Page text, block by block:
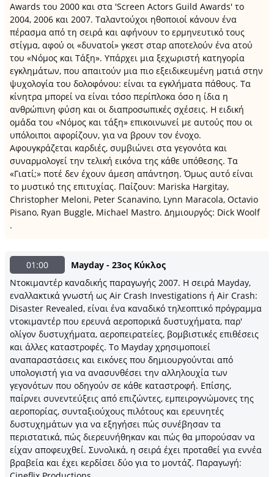
Awards του 2000 και στα 'Screen Actors Guild Awards' το
2004, 2006 και 2007. Ταλαντούχοι ηθοποιοί κάνουν ένα
πέρασμα από τη σειρά και αφήνουν το ερμηνευτικό τους
στίγμα, αφού οι «δυνατοί» γκεστ σταρ αποτελούν ένα ατού
του «Νόμος και Τάξη». Υπάρχει μια ξεχωριστή κατηγορία
εγκλημάτων, που απαιτούν μια πιο εξειδικευμένη ματιά στην
ψυχολογία του δολοφόνου: είναι τα εγκλήματα πάθους. Τα
κίνητρα μπορεί να είναι τόσο περίπλοκα όσο η ίδια η
ανθρώπινη φύση και οι διαπροσωπικές σχέσεις. Η ειδική
ομάδα του «Νόμος και τάξη» επικοινωνεί με αυτούς που οι
υπόλοιποι αφορίζουν, για να βρουν τον ένοχο.
Αφουγκράζεται καρδιές, συμβιώνει στα γεγονότα και
συναρμολογεί την τελική εικόνα της κάθε υπόθεσης. Τα
«Γιατί;» ποτέ δεν έχουν άμεση απάντηση. Όμως αυτό είναι
το μυστικό της επιτυχίας. Παίζουν: Mariska Hargitay,
Christopher Meloni, Peter Scanavino, Lynn Maracola, Octavio
Pisano, Ryan Buggle, Michael Mastro. Δημιουργός: Dick Woolf
.
01:00
Mayday - 23ος Κύκλος
Ντοκιμαντέρ καναδικής παραγωγής 2007. H σειρά Mayday,
εναλλακτικά γνωστή ως Air Crash Investigations ή Air Crash:
Disaster Revealed, είναι ένα καναδικό τηλεοπτικό πρόγραμμα
ντοκιμαντέρ που ερευνά αεροπορικά δυστυχήματα, παρ'
ολίγον δυστυχήματα, αεροπειρατείες, βομβιστικές επιθέσεις
και άλλες καταστροφές. Το Mayday χρησιμοποιεί
αναπαραστάσεις και εικόνες που δημιουργούνται από
υπολογιστή για να ανασυνθέσει την αλληλουχία των
γεγονότων που οδηγούν σε κάθε καταστροφή. Επίσης,
παίρνει συνεντεύξεις από επιζώντες, εμπειρογνώμονες της
αεροπορίας, συνταξιούχους πιλότους και ερευνητές
δυστυχημάτων για να εξηγήσει πώς συνέβησαν τα
περιστατικά, πώς διερευνήθηκαν και πώς θα μπορούσαν να
είχαν αποφευχθεί. Συνολικά, η σειρά έχει προταθεί για εννέα
βραβεία και έχει κερδίσει δύο για το μοντάζ. Παραγωγή: